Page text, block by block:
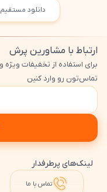
دانلود
ارتباط با مشاورین پرش
برای استفاده از تخفیفات
تماس‌تون رو وارد کنین
لینک‌های پرطرفدار
تماس با ما